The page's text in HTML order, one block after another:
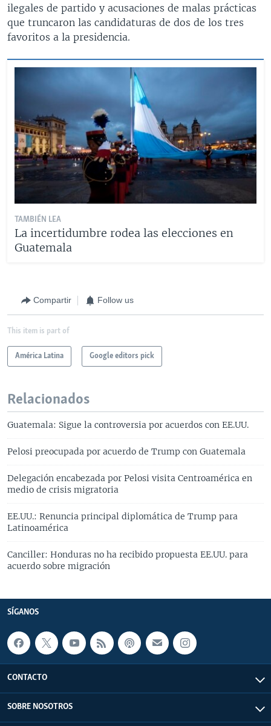
ilegales de partido y acusaciones de malas prácticas
que truncaron las candidaturas de dos de los tres
favoritos a la presidencia.
TAMBIÉN LEA
La incertidumbre rodea las elecciones en
Guatemala
Compartir Follow us
This item is part of
América Latina Google editors pick
Relacionados
Guatemala: Sigue la controversia por acuerdos con EE.UU.
Pelosi preocupada por acuerdo de Trump con Guatemala
Delegación encabezada por Pelosi visita Centroamérica en
medio de crisis migratoria
EE.UU.: Renuncia principal diplomática de Trump para
Latinoamérica
Canciller: Honduras no ha recibido propuesta EE.UU. para
acuerdo sobre migración
SÍGANOS
CONTACTO
SOBRE NOSOTROS